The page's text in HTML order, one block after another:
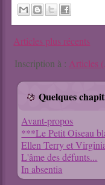
Articles plus récents
Inscription à : Articles
Quelques
Avant-propos
***Le Petit Oiseau
Ellen Terry et
L'âme des défunts...
In absentia